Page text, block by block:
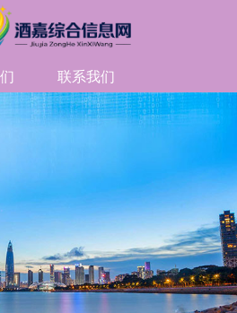
联系我们